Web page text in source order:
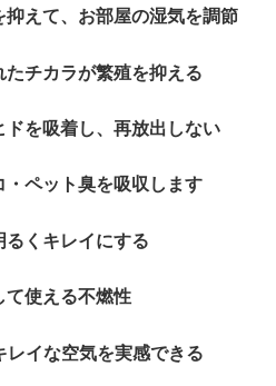
えて、お部屋の湿気を調節
チカラが繁殖を抑える
を吸着し、再放出しない
ペット臭を吸収します
くキレイにする
使える不燃性
イな空気を実感できる